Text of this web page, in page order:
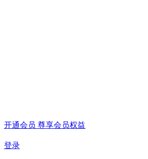
开通会员 尊享会员权益
登录